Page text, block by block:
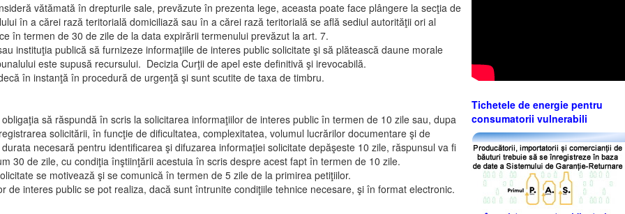
vătămată în drepturile sale, prevăzute în prezenta lege, aceasta poate face plângere la secţia de
în a cărei rază teritorială domiciliază sau în a cărei rază teritorială se află sediul autorităţii ori al
în termen de 30 de zile de la data expirării termenului prevăzut la art. 7.
instituţia publică să furnizeze informaţiile de interes public solicitate şi să plătească daune morale
este supusă recursului. Decizia Curţii de apel este definitivă şi irevocabilă.
în instanţă în procedură de urgenţă şi sunt scutite de taxa de timbru.
să răspundă în scris la solicitarea informaţiilor de interes public în termen de 10 zile sau, dupa
solicitării, în funcţie de dificultatea, complexitatea, volumul lucrărilor documentare şi de
necesară pentru identificarea şi difuzarea informaţiei solicitate depăşeste 10 zile, răspunsul va fi
30 de zile, cu condiţia înştiinţării acestuia în scris despre acest fapt în termen de 10 zile.
se motivează şi se comunică în termen de 5 zile de la primirea petiţiilor.
de interes public se pot realiza, dacă sunt întrunite condiţiile tehnice necesare, şi în format electronic.
Tichetele de energie pentru
consumatorii vulnerabili